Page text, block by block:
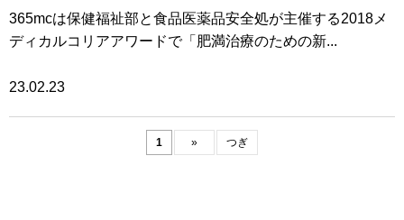
365mcは保健福祉部と食品医薬品安全処が主催する2018メ
ディカルコリアアワードで「肥満治療のための新...
23.02.23
1 » つぎ